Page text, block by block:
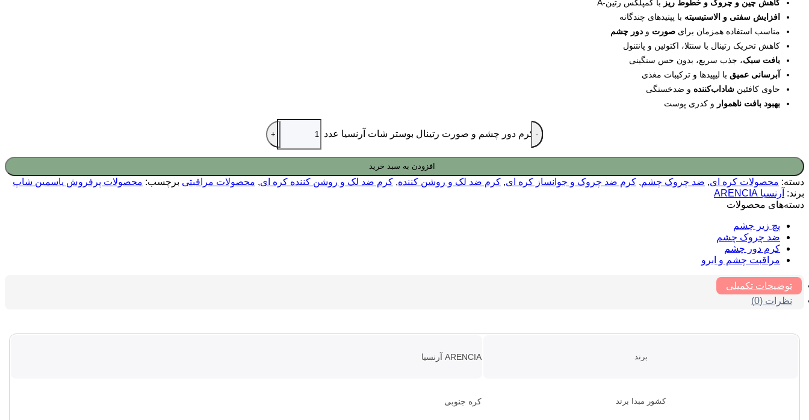
کاهش چین‌ و چروک و خطوط ریز با کمپلکس رتین-A
افزایش سفتی و الاستیسیته با پپتیدهای چندگانه
مناسب استفاده همزمان برای صورت و دور چشم
کاهش تحریک رتینال با سنتلا، اکتوئین و پانتنول
بافت سبک، جذب سریع، بدون حس سنگینی
آبرسانی عمیق با لیپیدها و ترکیبات مغذی
حاوی کافئین شاداب‌کننده و ضدخستگی
بهبود بافت ناهموار و کدری پوست
کرم دور چشم و صورت رتینال بوستر شات آرنسیا عدد
افزودن به سبد خرید
دسته: محصولات کره ای, ضد چروک چشم, کرم ضد چروک و جوانساز کره ای, کرم ضد لک و روشن کننده, کرم ضد لک و روشن کننده کره ای, محصولات مراقبتی برچسب: محصولات پرفروش یاسمین شاپ
برند: آرنسیا ARENCIA
دسته‌های محصولات
پچ زیر چشم
ضد چروک چشم
کرم دور چشم
مراقبت چشم و ابرو
توضیحات تکمیلی
نظرات (0)
برند ARENCIA آرنسیا
کشور مبدا برند کره جنوبی